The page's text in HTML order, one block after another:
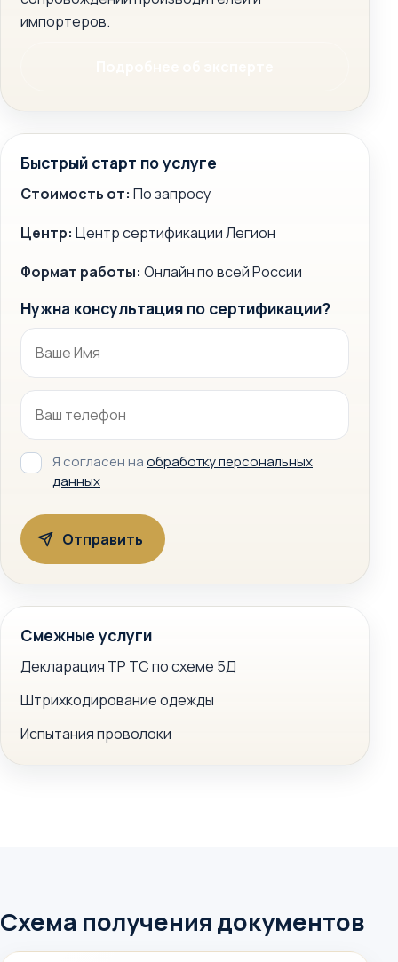
импортеров.
Быстрый старт по услуге
Стоимость от: По запросу
Центр: Центр сертификации Легион
Формат работы: Онлайн по всей России
Нужна консультация по сертификации?
Я согласен наобработку персональных
данных
Смежные услуги
Декларация ТР ТС по схеме 5Д
Штрихкодирование одежды
Испытания проволоки
Схема получения документов